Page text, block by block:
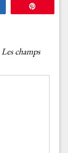
Les champs